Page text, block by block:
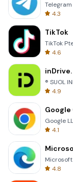
Telegram
4.3
TikTok
TikTok
4.6
® SUOL
4.9
Google
4.1
4.8